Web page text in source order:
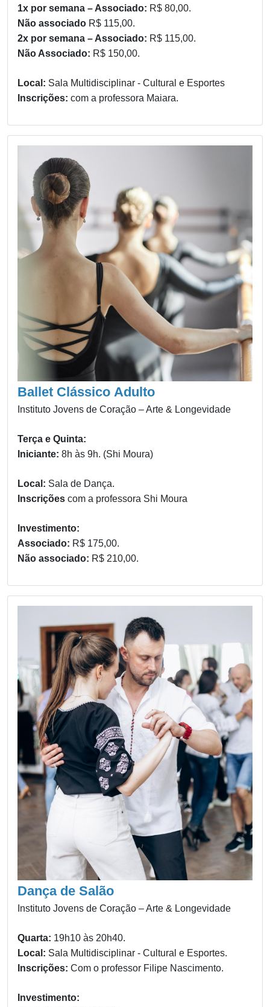
1x por semana – Associado: R$ 80,00.
Não associado R$ 115,00.
2x por semana – Associado: R$ 115,00.
Não Associado: R$ 150,00.
Local: Sala Multidisciplinar - Cultural e Esportes
Inscrições: com a professora Maiara.
Ballet Clássico Adulto
Instituto Jovens de Coração – Arte & Longevidade
Terça e Quinta:
Iniciante: 8h às 9h. (Shi Moura)
Local: Sala de Dança.
Inscrições com a professora Shi Moura
Investimento:
Associado: R$ 175,00.
Não associado: R$ 210,00.
Dança de Salão
Instituto Jovens de Coração – Arte & Longevidade
Quarta: 19h10 às 20h40.
Local: Sala Multidisciplinar - Cultural e Esportes.
Inscrições: Com o professor Filipe Nascimento.
Investimento: